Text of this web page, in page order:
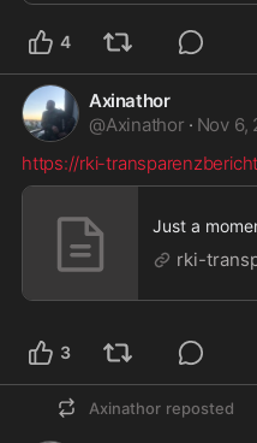
4
Axinathor
@Axinathor · Nov 6,
https://rki-
Just a
rki-
3
Axinathor reposted